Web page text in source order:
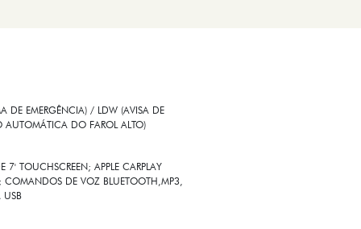
DE EMERGÊNCIA) / LDW (AVISA DE
DO FAROL ALTO)
7' TOUCHSCREEN; APPLE CARPLAY
COMANDOS DE VOZ BLUETOOTH,MP3,
USB